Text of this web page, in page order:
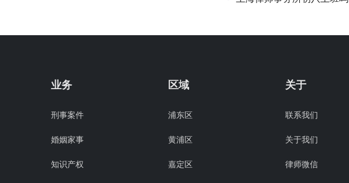
业务
刑事案件
婚姻家事
知识产权
区域
浦东区
黄浦区
嘉定区
关于
联系我们
关于我们
律师微信